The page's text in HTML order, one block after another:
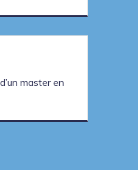
master en